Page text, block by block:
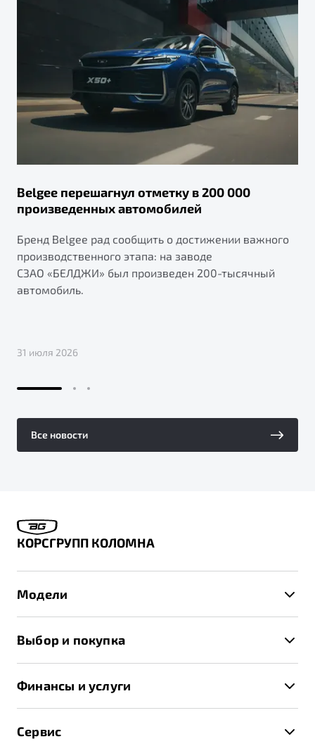
Belgee перешагнул отметку в 200 000
произведенных автомобилей
Бренд Belgee рад сообщить о достижении важного
производственного этапа: на заводе
СЗАО «БЕЛДЖИ» был произведен 200-тысячный
автомобиль.
31 июля 2026
Все новости
КОРСГРУПП КОЛОМНА
Модели
X70
Выбор и покупка
Записаться на тест-драйв
Финансы и услуги
Сервис